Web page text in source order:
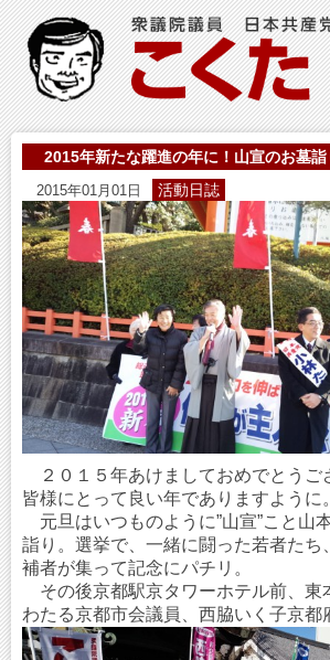
2015年新たな躍進の年に！山宣のお墓
2015年01月01日 活動日誌
２０１５年あけましておめでとうご
皆様にとって良い年でありますように。
元旦はいつものように”山宣”こと山
詣り。選挙で、一緒に闘った若者たち
補者が集って記念にパチリ。
その後京都駅京タワーホテル前、東
わたる京都市会議員、西脇いく子京都